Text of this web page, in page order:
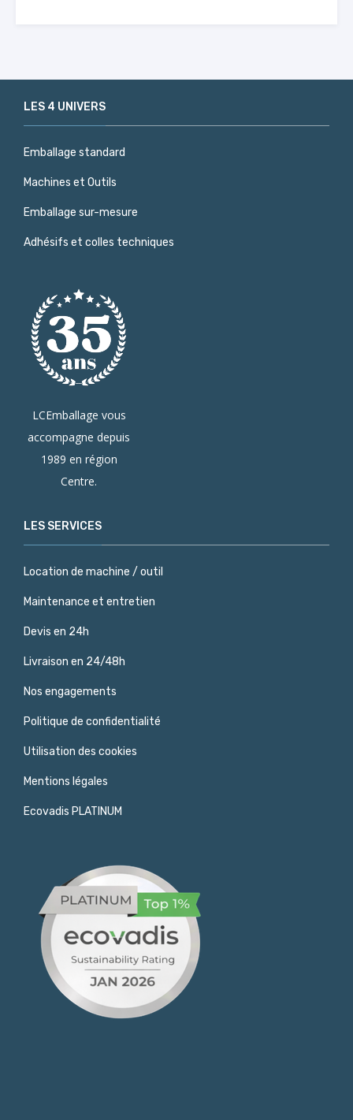
LES 4 UNIVERS
Emballage standard
Machines et Outils
Emballage sur-mesure
Adhésifs et colles techniques
LCEmballage vous
accompagne depuis
1989 en région
Centre.
LES SERVICES
Location de machine / outil
Maintenance et entretien
Devis en 24h
Livraison en 24/48h
Nos engagements
Politique de confidentialité
Utilisation des cookies
Mentions légales
Ecovadis PLATINUM